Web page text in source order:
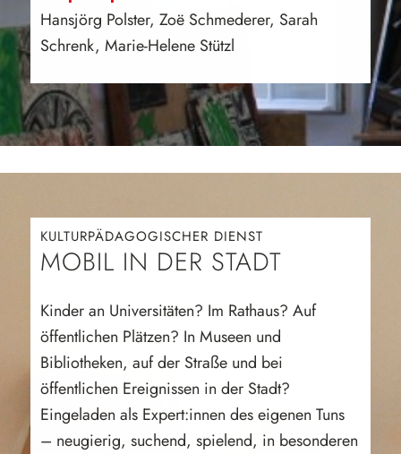
Hansjörg Polster, Zoë Schmederer, Sarah
Schrenk, Marie-Helene Stützl
KULTURPÄDAGOGISCHER DIENST
MOBIL IN DER STADT
Kinder an Universitäten? Im Rathaus? Auf
öffentlichen Plätzen? In Museen und
Bibliotheken, auf der Straße und bei
öffentlichen Ereignissen in der Stadt?
Eingeladen als Expert:innen des eigenen Tuns
– neugierig, suchend, spielend, in besonderen